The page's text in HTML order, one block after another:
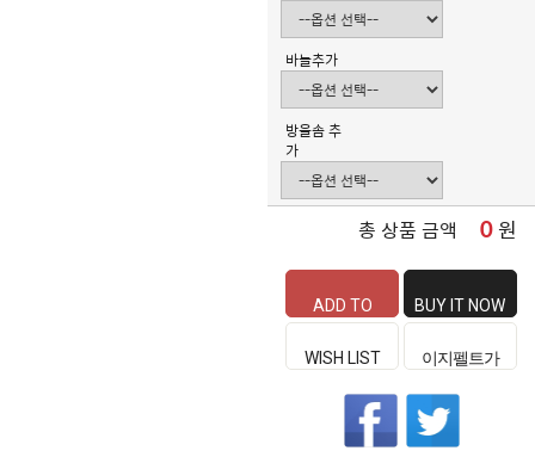
바늘추가
방울솜 추
가
총 상품 금액 0원
ADD TO
CART
BUY IT NOW
WISH LIST 이지펠트가
좋은 이유